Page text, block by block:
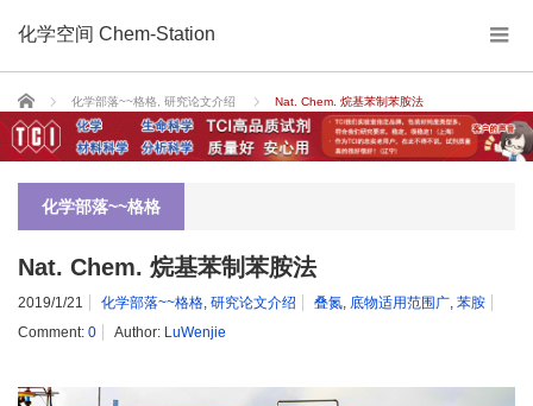
化学空间 Chem-Station
Home 化学部落~~格格 研究论文介绍 Nat. Chem. 烷基苯制苯胺法
化学部落~~格格
Nat. Chem. 烷基苯制苯胺法
2019/1/21 化学部落~~格格 研究论文介绍 叠氮 底物适用范围广 苯胺
Comment: 0 Author: LuWenjie